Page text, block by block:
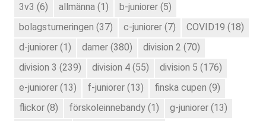
3v3 (6) allmänna (1) b-juniorer (5)
bolagsturneringen (37) c-juniorer (7) COVID19 (18)
d-juniorer (1) damer (380) division 2 (70)
division 3 (239) division 4 (55) division 5 (176)
e-juniorer (13) f-juniorer (13) finska cupen (9)
flickor (8) förskoleinnebandy (1) g-juniorer (13)